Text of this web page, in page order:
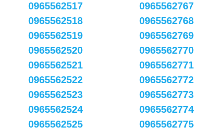
0965562517
0965562518
0965562519
0965562520
0965562521
0965562522
0965562523
0965562524
0965562525
0965562767
0965562768
0965562769
0965562770
0965562771
0965562772
0965562773
0965562774
0965562775